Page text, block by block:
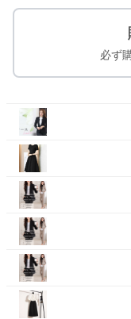
必ず